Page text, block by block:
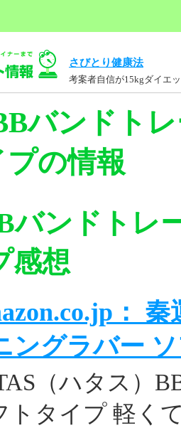
さびとり健康法
考案者自信が15kgダイエ
バンドト
プの情報
バンドトレ
感想
：
ングラバー
（ハタス）
トタイプ 軽く